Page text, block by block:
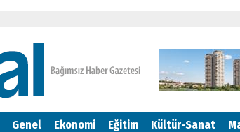
Genel Ekonomi Eğitim Kültür-Sanat